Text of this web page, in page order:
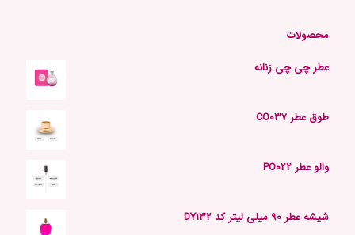
محصولات
عطر چی چی زنانه
طوق عطر CO037
والو عطر PO022
شیشه عطر 90 میلی لیتر کد DY132